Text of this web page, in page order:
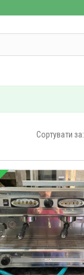
Сортувати за: